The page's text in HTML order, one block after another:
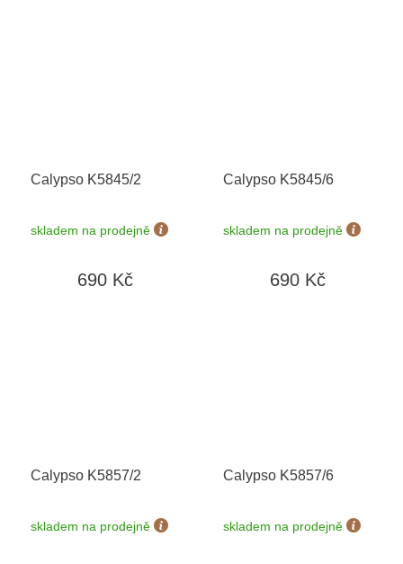
Calypso K5845/2
skladem na prodejně
690 Kč
Calypso K5845/6
skladem na prodejně
690 Kč
Calypso K5857/2
skladem na prodejně
Calypso K5857/6
skladem na prodejně